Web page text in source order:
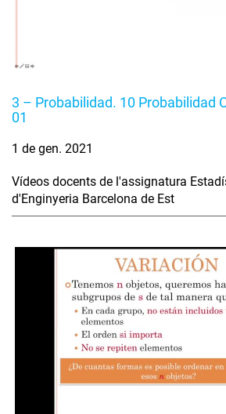
3 – Probabilidad. 10 Probabilidad
01
1 de gen. 2021
Vídeos docents de l'assignatura
d'Enginyeria Barcelona de Est